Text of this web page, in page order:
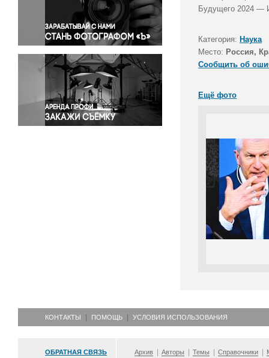
Правосудие
Происшествия и конфликты
Религия
Светская жизнь
Спорт
Экология
Экономика и бизнес
Будущего 2024 —
Категория: Наука
Место: Россия,
Сообщить об
Ещё фото
КОНТАКТЫ ПОМОЩЬ УСЛОВИЯ ИСПОЛЬЗОВАНИЯ
ОБРАТНАЯ СВЯЗЬ Архив Авторы Темы Справочники